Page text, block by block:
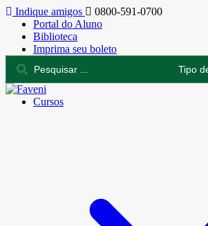
Indique amigos
0800-591-0700
Portal do Aluno
Biblioteca
Imprima seu boleto
Cursos